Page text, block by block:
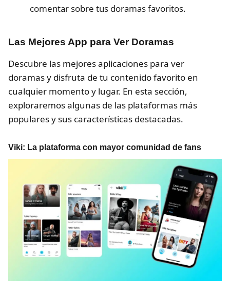
comentar sobre tus doramas favoritos.
Las Mejores App para Ver Doramas
Descubre las mejores aplicaciones para ver
doramas y disfruta de tu contenido favorito en
cualquier momento y lugar. En esta sección,
exploraremos algunas de las plataformas más
populares y sus características destacadas.
Viki: La plataforma con mayor comunidad de fans